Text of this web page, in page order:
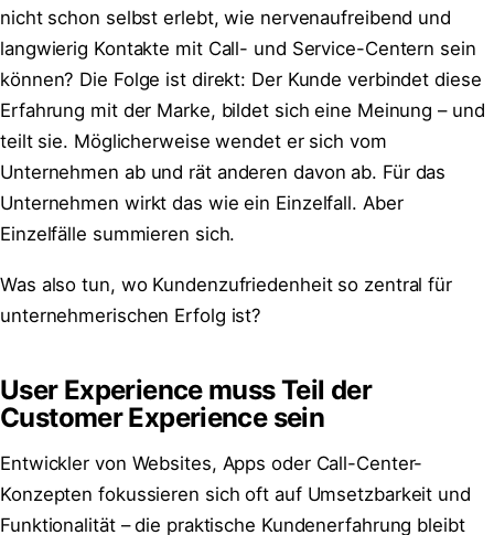
nicht schon selbst erlebt, wie nervenaufreibend und
langwierig Kontakte mit Call- und Service-Centern sein
können? Die Folge ist direkt: Der Kunde verbindet diese
Erfahrung mit der Marke, bildet sich eine Meinung – und
teilt sie. Möglicherweise wendet er sich vom
Unternehmen ab und rät anderen davon ab. Für das
Unternehmen wirkt das wie ein Einzelfall. Aber
Einzelfälle summieren sich.
Was also tun, wo Kundenzufriedenheit so zentral für
unternehmerischen Erfolg ist?
User Experience muss Teil der
Customer Experience sein
Entwickler von Websites, Apps oder Call-Center-
Konzepten fokussieren sich oft auf Umsetzbarkeit und
Funktionalität – die praktische Kundenerfahrung bleibt